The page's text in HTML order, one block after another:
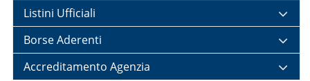
Listini Ufficiali
Borse Aderenti
Accreditamento Agenzia